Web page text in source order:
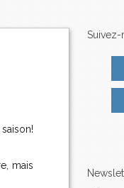
mais